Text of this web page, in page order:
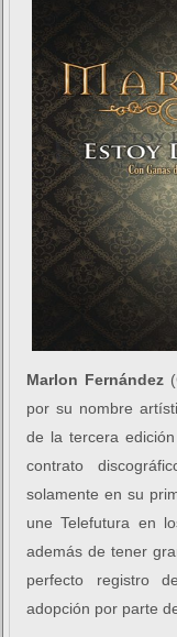
Marlon Fernández
por su nombre
de la tercera
contrato
solamente en su
une Telefutura en
además de tener
perfecto registro
adopción por parte